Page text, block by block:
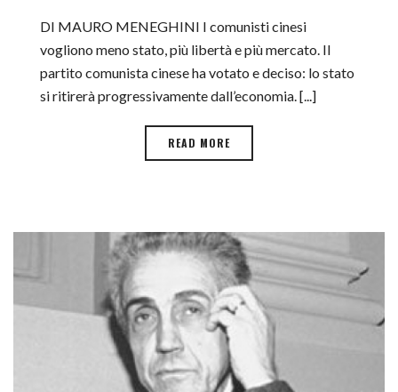
DI MAURO MENEGHINI I comunisti cinesi
vogliono meno stato, più libertà e più mercato. Il
partito comunista cinese ha votato e deciso: lo stato
si ritirerà progressivamente dall’economia. [...]
READ MORE